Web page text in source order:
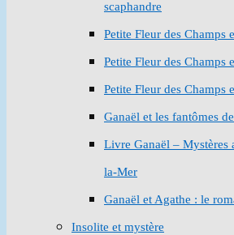
scaphandre
Petite Fleur des Champs
Petite Fleur des Champs
Petite Fleur des Champs
Ganaël et les fantômes
Livre Ganaël – Mystères
la-Mer
Ganaël et Agathe : le
Insolite et mystère